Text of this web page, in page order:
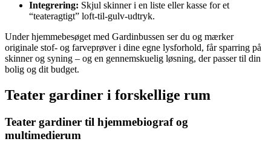
Integrering: Skjul skinner i en liste eller kasse for et
“teateragtigt” loft-til-gulv-udtryk.
Under hjemmebesøget med Gardinbussen ser du og mærker
originale stof- og farveprøver i dine egne lysforhold, får sparring på
skinner og syning – og en gennemskuelig løsning, der passer til din
bolig og dit budget.
Teater gardiner i forskellige rum
Teater gardiner til hjemmebiograf og
multimedierum